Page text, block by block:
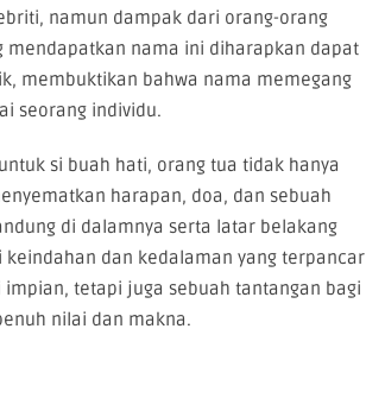
namun dampak dari orang-orang
mendapatkan nama ini diharapkan dapat
membuktikan bahwa nama memegang
seorang individu.
si buah hati, orang tua tidak hanya
harapan, doa, dan sebuah
di dalamnya serta latar belakang
dan kedalaman yang terpancar
tetapi juga sebuah tantangan bagi
nilai dan makna.